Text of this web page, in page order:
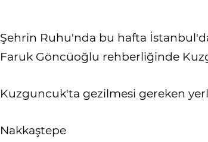
Şehrin Ruhu'nda bu hafta
Faruk Göncüoğlu rehberliğinde
Kuzguncuk'ta gezilmesi gereken
Nakkaştepe